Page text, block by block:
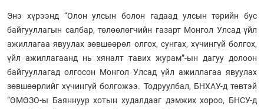
Энэ хүрээнд “Олон улсын болон гадаад улсын төрийн бус
байгууллагын салбар, төлөөлөгчийн газарт Монгол Улсад үйл
ажиллагаа явуулах зөвшөөрөл олгох, сунгах, хүчингүй болгох,
үйл ажиллагаанд нь хяналт тавих журам”-ын дагуу долоон
байгууллагад олгосон Монгол Улсад үйл ажиллагаа явуулах
зөвшөөрлийг хүчингүй болгожээ. Тодруулбал, БНХАУ-д төвтэй
“ӨМӨЗО-ы Баяннуур хотын худалдааг дэмжих хороо, БНСУ-д